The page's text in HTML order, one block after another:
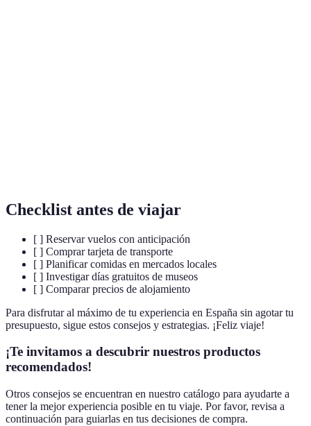
Checklist antes de viajar
[ ] Reservar vuelos con anticipación
[ ] Comprar tarjeta de transporte
[ ] Planificar comidas en mercados locales
[ ] Investigar días gratuitos de museos
[ ] Comparar precios de alojamiento
Para disfrutar al máximo de tu experiencia en España sin agotar tu
presupuesto, sigue estos consejos y estrategias. ¡Feliz viaje!
¡Te invitamos a descubrir nuestros productos
recomendados!
Otros consejos se encuentran en nuestro catálogo para ayudarte a
tener la mejor experiencia posible en tu viaje. Por favor, revisa a
continuación para guiarlas en tus decisiones de compra.